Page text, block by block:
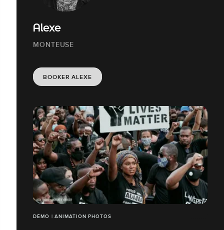
Alexe
MONTEUSE
BOOKER ALEXE
DÉMO | ANIMATION PHOTOS